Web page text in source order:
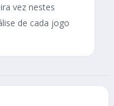
vez nestes
de cada jogo